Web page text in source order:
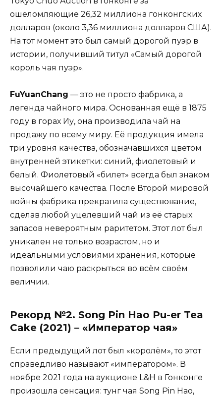
ошеломляющие 26,32 миллиона гонконгских
долларов (около 3,36 миллиона долларов США).
На тот момент это был самый дорогой пуэр в
истории, получивший титул «Самый дорогой
король чая пуэр».
FuYuanChang — это не просто фабрика, а
легенда чайного мира. Основанная ещё в 1875
году в горах Иу, она производила чай на
продажу по всему миру. Её продукция имела
три уровня качества, обозначавшихся цветом
внутренней этикетки: синий, фиолетовый и
белый. Фиолетовый «билет» всегда был знаком
высочайшего качества. После Второй мировой
войны фабрика прекратила существование,
сделав любой уцелевший чай из её старых
запасов невероятным раритетом. Этот лот был
уникален не только возрастом, но и
идеальными условиями хранения, которые
позволили чаю раскрыться во всём своём
величии.
Рекорд №2. Song Pin Hao Pu-er Tea
Cake (2021) – «Император чая»
Если предыдущий лот был «королём», то этот
справедливо называют «императором». В
ноябре 2021 года на аукционе L&H в Гонконге
произошла сенсация: тунг чая Song Pin Hao,